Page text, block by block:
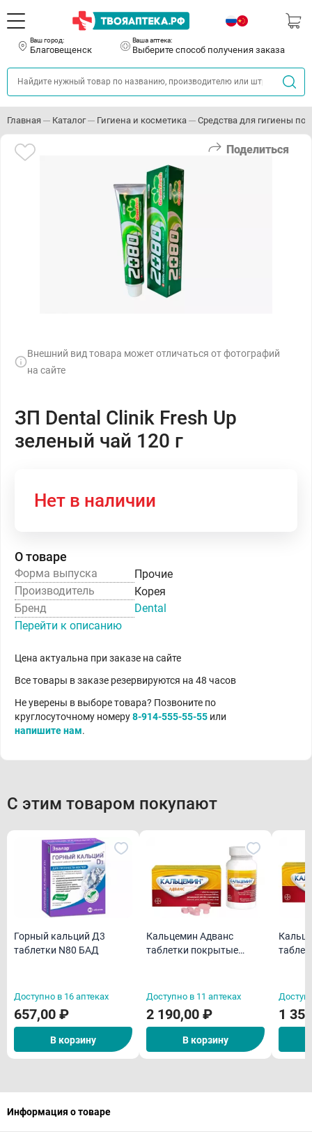
Ваш город:
Благовещенск
Ваша аптека:
Выберите способ получения заказа
Главная Каталог Гигиена и косметика Средства для гигиены
Поделиться
Внешний вид товара может отличаться от фотографий
на сайте
ЗП Dental Clinik Fresh Up
зеленый чай 120 г
Нет в наличии
О товаре
Форма выпуска
Прочие
Производитель
Корея
Бренд
Dental
Перейти к описанию
Цена актуальна при заказе на сайте
Все товары в заказе резервируются на 48 часов
Не уверены в выборе товара? Позвоните по
круглосуточному номеру8-914-555-55-55 или
напишите нам.
С этим товаром покупают
Горный кальций Д3
таблетки N80 БАД
Доступно в 16 аптеках
657,00 ₽
В корзину
Кальцемин Адванс
таблетки покрытые
Доступно в 11 аптеках
2 190,00 ₽
В корзину
1
Информация о товаре